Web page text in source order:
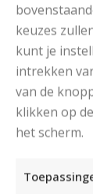
keuzes
kunt je
intrekken
van de
klikken op
het scherm.